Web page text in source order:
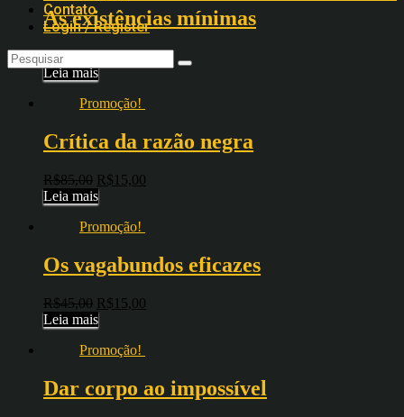
Contato
Login / Register
As existências mínimas
R$55,00
Leia mais
Promoção!
Crítica da razão negra
R$85,00 R$ 15,00
Leia mais
Promoção!
Os vagabundos eficazes
R$45,00 R$ 15,00
Leia mais
Promoção!
Dar corpo ao impossível